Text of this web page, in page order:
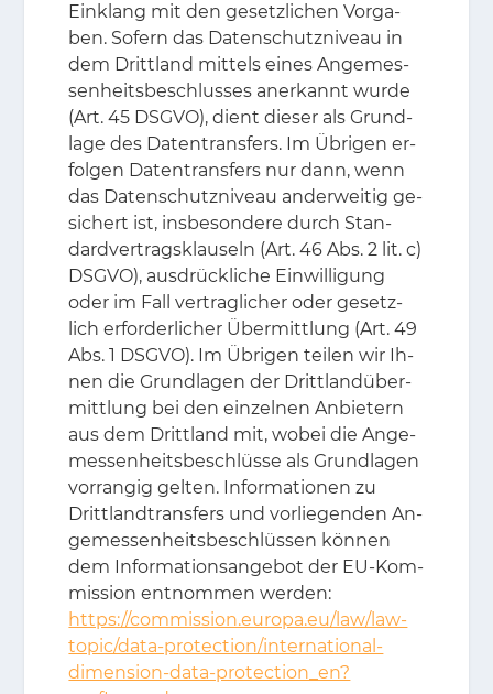
Ein­klang mit den ge­setz­li­chen Vor­ga­
ben. So­fern das Da­ten­schutz­ni­veau in
dem Dritt­land mit­tels ei­nes An­ge­mes­
sen­heits­be­schlus­ses an­er­kannt wur­de
(Art. 45 DS­GVO), dient die­ser als Grund­
la­ge des Da­ten­trans­fers. Im Übri­gen er­
fol­gen Da­ten­trans­fers nur dann, wenn
das Da­ten­schutz­ni­veau an­der­wei­tig ge­
si­chert ist, ins­be­son­de­re durch Stan­
dard­ver­trags­klau­seln (Art. 46 Abs. 2 lit. c)
DS­GVO), aus­drück­li­che Ein­wil­li­gung
oder im Fall ver­trag­li­cher oder ge­setz­
lich er­for­der­li­cher Über­mitt­lung (Art. 49
Abs. 1 DS­GVO). Im Übri­gen tei­len wir Ih­
nen die Grund­la­gen der Dritt­land­über­
mitt­lung bei den ein­zel­nen An­bie­tern
aus dem Dritt­land mit, wo­bei die An­ge­
mes­sen­heits­be­schlüs­se als Grund­la­gen
vor­ran­gig gel­ten. In­for­ma­tio­nen zu
Dritt­land­trans­fers und vor­lie­gen­den An­
ge­mes­sen­heits­be­schlüs­sen kön­nen
dem In­for­ma­ti­ons­an­ge­bot der EU-Kom­
mis­si­on ent­nom­men wer­den:
https://commission.europa.eu/law/law-
topic/data-protection/international-
dimension-data-protection_en?